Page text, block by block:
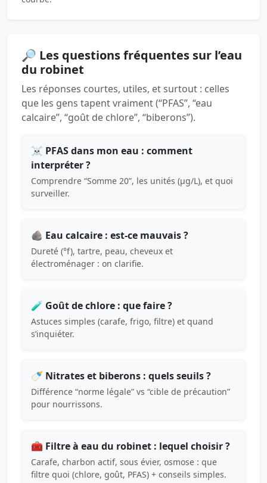
🔎 Les questions fréquentes sur l’eau
du robinet
Les réponses courtes, utiles, et surtout : celles
que les gens tapent vraiment (“PFAS”, “eau
calcaire”, “goût de chlore”, “biberons”).
☠️ PFAS dans mon eau : comment
interpréter ?
Comprendre “Somme 20”, les unités (µg/L), et quoi
surveiller.
🪨 Eau calcaire : est-ce mauvais ?
Dureté (°f), tartre, peau, cheveux et
électroménager : on clarifie.
🧪 Goût de chlore : que faire ?
Astuces simples (carafe, frigo, filtre) et quand
s’inquiéter.
🍼 Nitrates et biberons : quels seuils ?
Différence “norme légale” vs “cible de précaution”
pour nourrissons.
🧰 Filtre à eau du robinet : lequel choisir ?
Carafe, charbon actif, sous évier, osmose : que
filtre quoi (chlore, goût, PFAS) + conseils simples.